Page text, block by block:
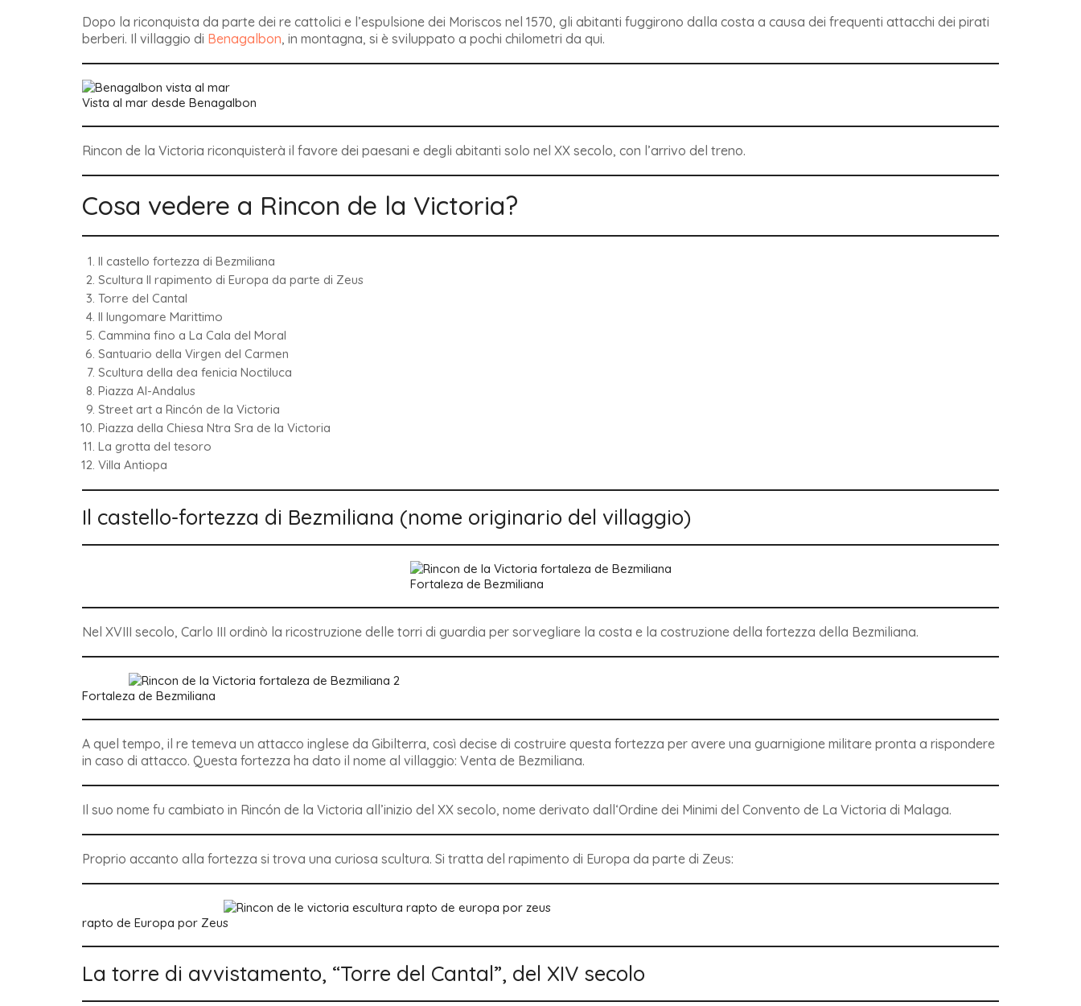
Dopo la riconquista da parte dei re cattolici e l’espulsione dei Moriscos nel 1570, gli abitanti fuggirono dalla costa a causa dei frequenti attacchi dei pirati
berberi. Il villaggio di Benagalbon, in montagna, si è sviluppato a pochi chilometri da qui.
Vista al mar desde Benagalbon
Rincon de la Victoria riconquisterà il favore dei paesani e degli abitanti solo nel XX secolo, con l’arrivo del treno.
Cosa vedere a Rincon de la Victoria?
Il castello fortezza di Bezmiliana
Scultura Il rapimento di Europa da parte di Zeus
Torre del Cantal
Il lungomare Marittimo
Cammina fino a La Cala del Moral
Santuario della Virgen del Carmen
Scultura della dea fenicia Noctiluca
Piazza Al-Andalus
Street art a Rincón de la Victoria
Piazza della Chiesa Ntra Sra de la Victoria
La grotta del tesoro
Villa Antiopa
Il castello-fortezza di Bezmiliana (nome originario del villaggio)
Fortaleza de Bezmiliana
Nel XVIII secolo, Carlo III ordinò la ricostruzione delle torri di guardia per sorvegliare la costa e la costruzione della fortezza della Bezmiliana.
Fortaleza de Bezmiliana
A quel tempo, il re temeva un attacco inglese da Gibilterra, così decise di costruire questa fortezza per avere una guarnigione militare pronta a rispondere
in caso di attacco. Questa fortezza ha dato il nome al villaggio: Venta de Bezmiliana.
Il suo nome fu cambiato in Rincón de la Victoria all’inizio del XX secolo, nome derivato dall‘Ordine dei Minimi del Convento de La Victoria di Malaga.
Proprio accanto alla fortezza si trova una curiosa scultura. Si tratta del rapimento di Europa da parte di Zeus:
rapto de Europa por Zeus
La torre di avvistamento, “Torre del Cantal”, del XIV secolo